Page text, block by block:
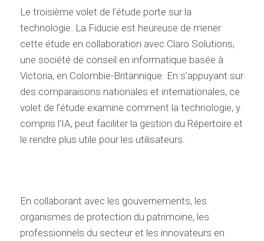
Le troisième volet de l’étude porte sur la
technologie. La Fiducie est heureuse de mener
cette étude en collaboration avec Claro Solutions,
une société de conseil en informatique basée à
Victoria, en Colombie-Britannique. En s’appuyant sur
des comparaisons nationales et internationales, ce
volet de l’étude examine comment la technologie, y
compris l’IA, peut faciliter la gestion du Répertoire et
le rendre plus utile pour les utilisateurs.
En collaborant avec les gouvernements, les
organismes de protection du patrimoine, les
professionnels du secteur et les innovateurs en